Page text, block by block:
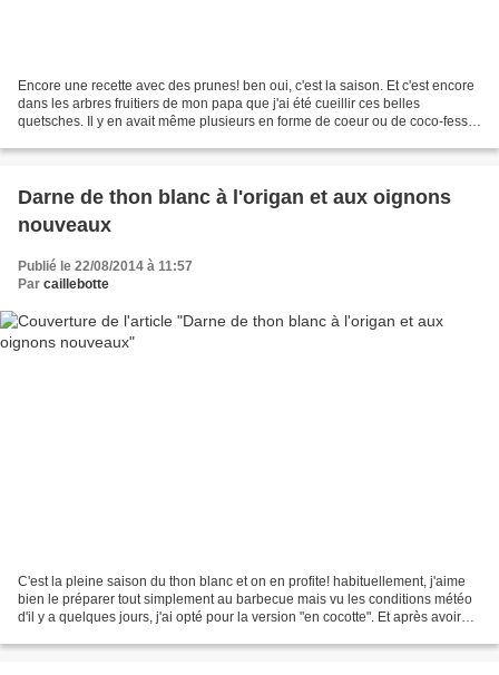
Encore une recette avec des prunes! ben oui, c'est la saison. Et c'est encore
dans les arbres fruitiers de mon papa que j'ai été cueillir ces belles
quetsches. Il y en avait même plusieurs en forme de coeur ou de coco-fesse.
Darne de thon blanc à l'origan et aux oignons
nouveaux
Publié le 22/08/2014 à 11:57
Par caillebotte
C'est la pleine saison du thon blanc et on en profite! habituellement, j'aime
bien le préparer tout simplement au barbecue mais vu les conditions météo
d'il y a quelques jours, j'ai opté pour la version "en cocotte". Et après avoir